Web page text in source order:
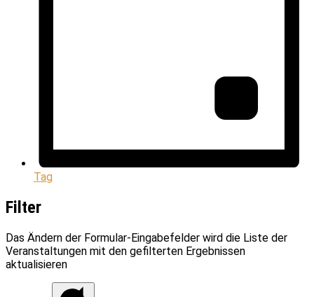
Tag
Filter
Das Ändern der Formular-Eingabefelder wird die Liste der
Veranstaltungen mit den gefilterten Ergebnissen
aktualisieren